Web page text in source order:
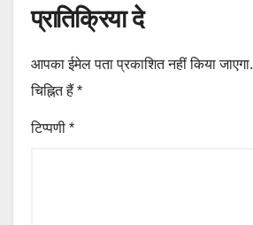
प्रातिक्रिया दे
आपका ईमेल पता प्रकाशित नहीं किया जाएगा.
चिह्नित हैं *
टिप्पणी *